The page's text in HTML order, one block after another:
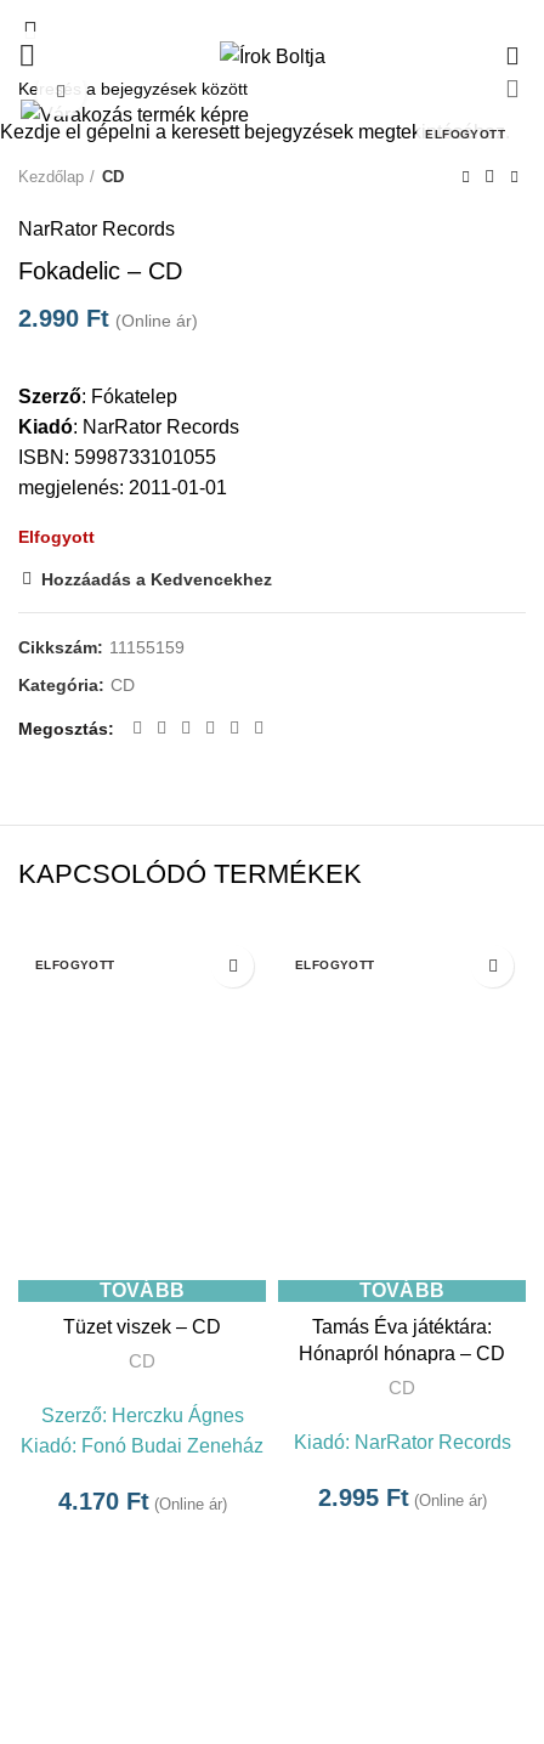
ELFOGYOTT
Click to enlarge
Kezdőlap CD
NarRator Records
Fokadelic – CD
2.990 Ft (Online ár)
Szerző: Fókatelep
Kiadó: NarRator Records
ISBN: 5998733101055
megjelenés: 2011-01-01
Elfogyott
Hozzáadás a Kedvencekhez
Cikkszám: 11155159
Kategória: CD
Megosztás
KAPCSOLÓDÓ TERMÉKEK
ELFOGYOTT
TOVÁBB
Tüzet viszek – CD
CD
Szerző: Herczku Ágnes
Kiadó: Fonó Budai Zeneház
4.170 Ft (Online ár)
ELFOGYOTT
TOVÁBB
Tamás Éva játéktára:
Hónapról hónapra – CD
CD
Kiadó: NarRator Records
2.995 Ft (Online ár)
Kezdje el gépelni a keresett bejegyzések megtekintéséhez.